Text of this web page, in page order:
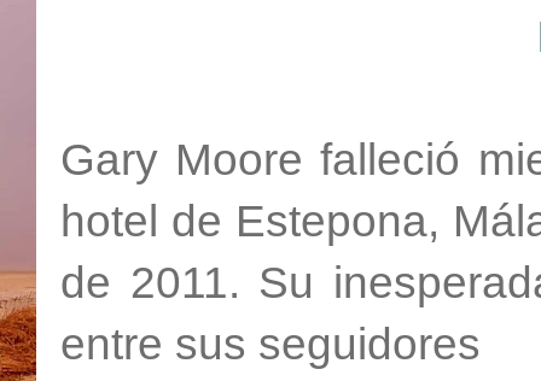
Gary Moore falleció
hotel de Estepona,
de 2011. Su
entre sus seguidores